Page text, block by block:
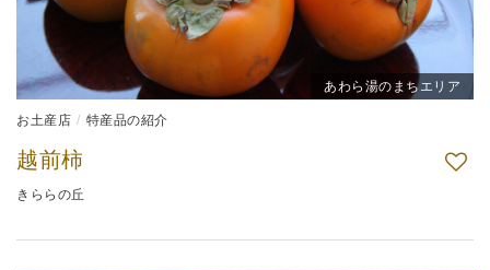
あわら湯のまちエリア
お土産店 特産品の紹介
越前柿
きららの丘